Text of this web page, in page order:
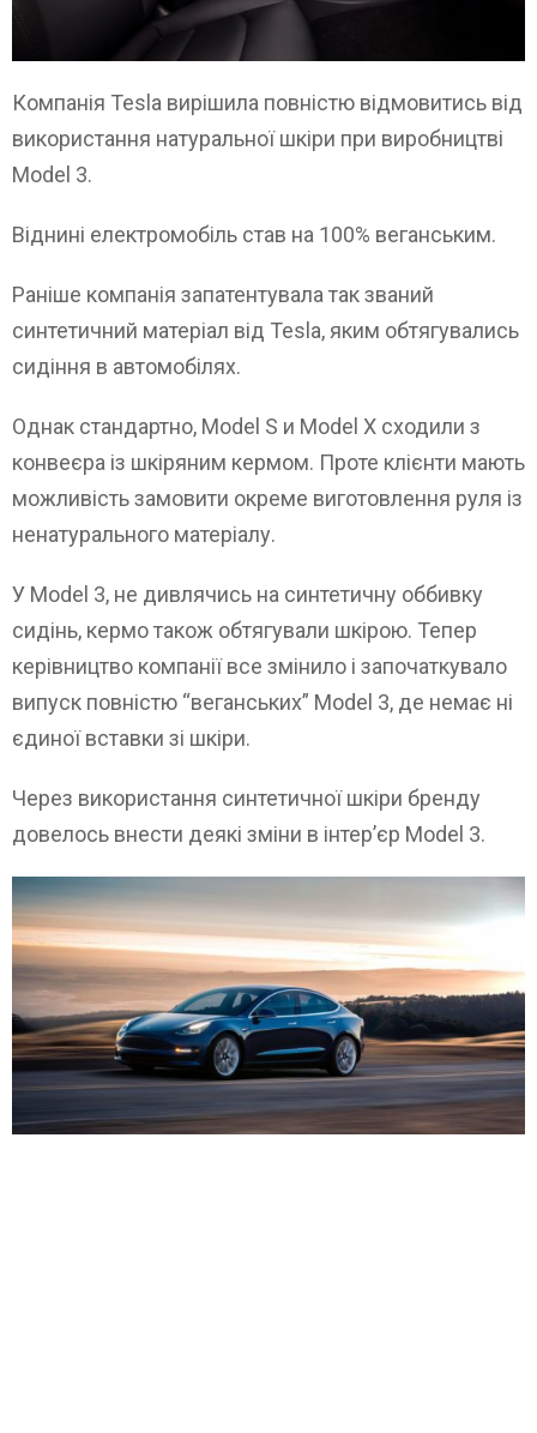
Компанія Tesla вирішила повністю відмовитись від
використання натуральної шкіри при виробництві
Model 3.
Віднині електромобіль став на 100% веганським.
Раніше компанія запатентувала так званий
синтетичний матеріал від Tesla, яким обтягувались
сидіння в автомобілях.
Однак стандартно, Model S и Model X сходили з
конвеєра із шкіряним кермом. Проте клієнти мають
можливість замовити окреме виготовлення руля із
ненатурального матеріалу.
У Model 3, не дивлячись на синтетичну оббивку
сидінь, кермо також обтягували шкірою. Тепер
керівництво компанії все змінило і започаткувало
випуск повністю “веганських” Model 3, де немає ні
єдиної вставки зі шкіри.
Через використання синтетичної шкіри бренду
довелось внести деякі зміни в інтер’єр Model 3.